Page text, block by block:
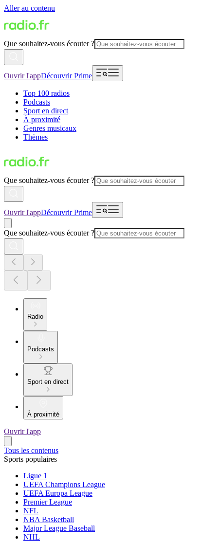
Aller au contenu
Que souhaitez-vous écouter ?
Ouvrir l'appDécouvrir Prime
Top 100 radios
Podcasts
Sport en direct
À proximité
Genres musicaux
Thèmes
Que souhaitez-vous écouter ?
Ouvrir l'appDécouvrir Prime
Que souhaitez-vous écouter ?
Radio
Podcasts
Sport en direct
À proximité
Ouvrir l'app
Tous les contenus
Sports populaires
Ligue 1
UEFA Champions League
UEFA Europa League
Premier League
NFL
NBA Basketball
Major League Baseball
NHL